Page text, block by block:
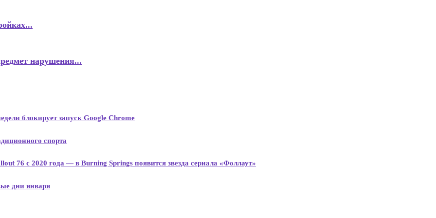
нарушения...
блокирует запуск Google Chrome
спорта
76 с 2020 года — в Burning Springs появится звезда сериала «Фоллаут»
дни января